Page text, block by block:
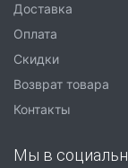
Доставка
Оплата
Скидки
Возврат товара
Контакты
Мы в